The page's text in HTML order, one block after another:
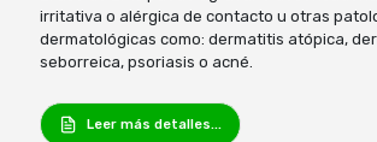
irritativa o alérgica de contacto u otras
dermatológicas como: dermatitis atópica,
seborreica, psoriasis o acné.
Leer más detalles...